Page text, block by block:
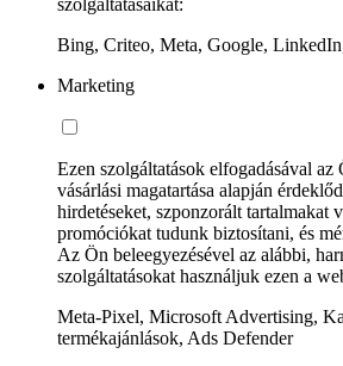
Bing, Criteo, Meta, Google,
Marketing
Ezen szolgáltatások elfogadásával az
vásárlási magatartása alapján
hirdetéseket, szponzorált tartalmakat
promóciókat tudunk biztosítani, és
Az Ön beleegyezésével az alábbi,
szolgáltatásokat használjuk ezen a
Meta-Pixel, Microsoft Advertising,
termékajánlások, Ads Defender